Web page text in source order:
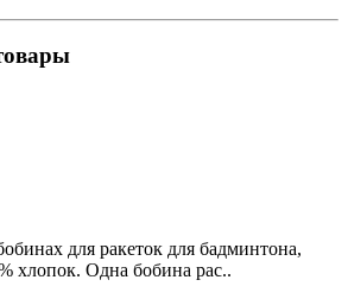
для ракеток для бадминтона,
хлопок. Одна бобина рас..